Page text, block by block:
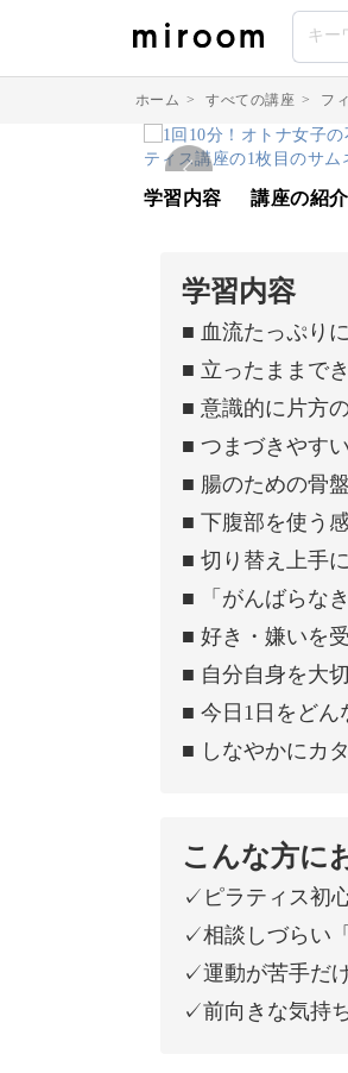
ホーム > すべての講座 > フ
学習内容 講座の紹介
学習内容
■ 血流たっぷり
■ 立ったままで
■ 意識的に片方
■ つまづきやす
■ 腸のための骨
■ 下腹部を使う
■ 切り替え上手
■ 「がんばらな
■ 好き・嫌いを
■ 自分自身を大
■ 今日1日をど
■ しなやかにカ
こんな方に
✓ピラティス初
✓相談しづらい
✓運動が苦手だ
✓前向きな気持